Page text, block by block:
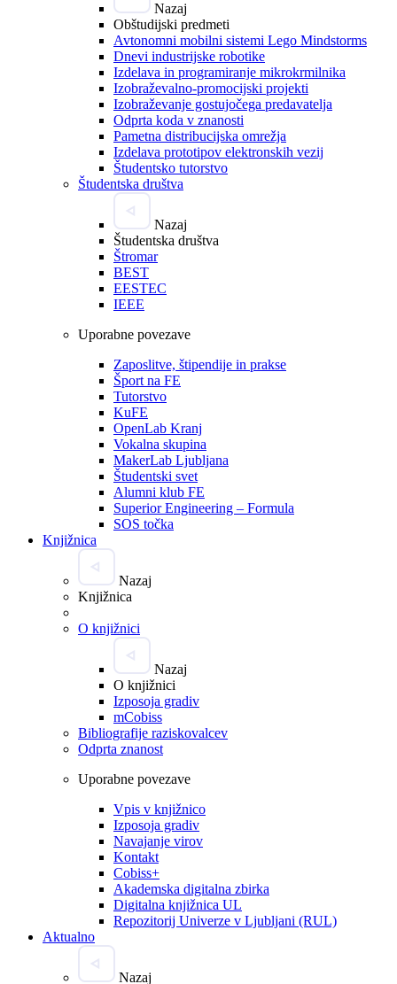
Nazaj
Obštudijski predmeti
Avtonomni mobilni sistemi Lego Mindstorms
Dnevi industrijske robotike
Izdelava in programiranje mikrokrmilnika
Izobraževalno-promocijski projekti
Izobraževanje gostujočega predavatelja
Odprta koda v znanosti
Pametna distribucijska omrežja
Izdelava prototipov elektronskih vezij
Študentsko tutorstvo
Študentska društva
Nazaj
Študentska društva
Štromar
BEST
EESTEC
IEEE
Uporabne povezave
Zaposlitve, štipendije in prakse
Šport na FE
Tutorstvo
KuFE
OpenLab Kranj
Vokalna skupina
MakerLab Ljubljana
Študentski svet
Alumni klub FE
Superior Engineering – Formula
SOS točka
Knjižnica
Nazaj
Knjižnica
O knjižnici
Nazaj
O knjižnici
Izposoja gradiv
mCobiss
Bibliografije raziskovalcev
Odprta znanost
Uporabne povezave
Vpis v knjižnico
Izposoja gradiv
Navajanje virov
Kontakt
Cobiss+
Akademska digitalna zbirka
Digitalna knjižnica UL
Repozitorij Univerze v Ljubljani (RUL)
Aktualno
Nazaj